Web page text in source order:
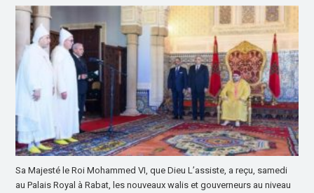
Sa Majesté le Roi Mohammed VI, que Dieu L’assiste, a reçu, samedi
au Palais Royal à Rabat, les nouveaux walis et gouverneurs au niveau